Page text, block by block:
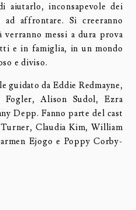
aiutarlo, inconsapevole dei
affrontare. Si creeranno
messi a dura prova
e in famiglia, in un mondo
e diviso.
guidato da Eddie Redmayne,
Fogler, Alison Sudol, Ezra
Depp. Fanno parte del cast
Claudia Kim, William
Ejogo e Poppy Corby-